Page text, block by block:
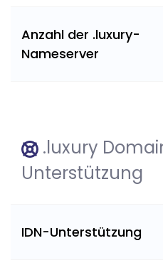
Anzahl der .luxury-
Nameserver
.luxury
Unterstützung
IDN-Unterstützung